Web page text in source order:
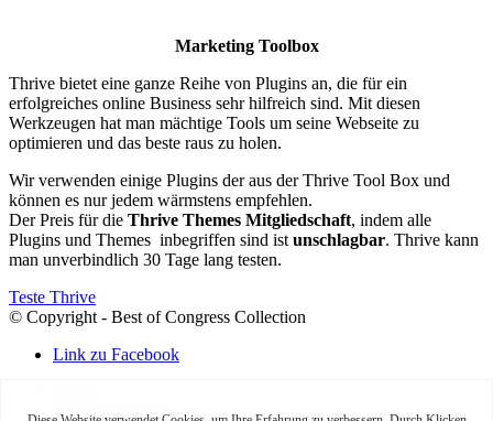
Marketing Toolbox
Thrive bietet eine ganze Reihe von Plugins an, die für ein
erfolgreiches online Business sehr hilfreich sind. Mit diesen
Werkzeugen hat man mächtige Tools um seine Webseite zu
optimieren und das beste raus zu holen.
Wir verwenden einige Plugins der aus der Thrive Tool Box und
können es nur jedem wärmstens empfehlen.
Der Preis für die Thrive Themes Mitgliedschaft, indem alle
Plugins und Themes inbegriffen sind istunschlagbar. Thrive kann
man unverbindlich 30 Tage lang testen.
Teste Thrive
© Copyright - Best of Congress Collection
Link zu Facebook
FAQ & Kontakt